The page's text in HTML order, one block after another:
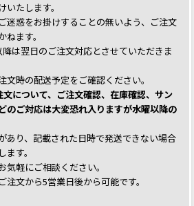
いたします。
迷惑をお掛けすることの無いよう、ご注文
ます。
降は翌日のご注文対応とさせていただきま
文時の配送予定をご確認ください。
文について、ご注文確認、在庫確認、サン
のご対応は大変恐れ入りますが水曜以降の
あり、記載された日時で発送できない場合
す。
気軽にご相談ください。
注文から5営業日後から可能です。